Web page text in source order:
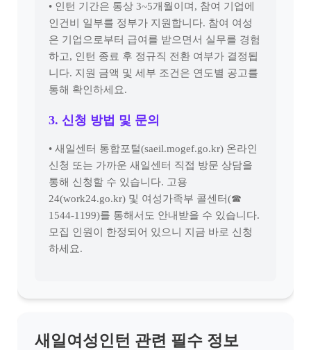
• 인턴 기간은 통상 3~5개월이며, 참여 기업에
인건비 일부를 정부가 지원합니다. 참여 여성
은 기업으로부터 급여를 받으면서 실무를 경험
하고, 인턴 종료 후 정규직 전환 여부가 결정됩
니다. 지원 금액 및 세부 조건은 연도별 공고를
통해 확인하세요.
3. 신청 방법 및 문의
• 새일센터 통합포털(saeil.mogef.go.kr) 온라인
신청 또는 가까운 새일센터 직접 방문 상담을
통해 신청할 수 있습니다. 고용
24(work24.go.kr) 및 여성가족부 콜센터(☎
1544-1199)를 통해서도 안내받을 수 있습니다.
모집 인원이 한정되어 있으니 지금 바로 신청
하세요.
새일여성인턴 관련 필수 정보